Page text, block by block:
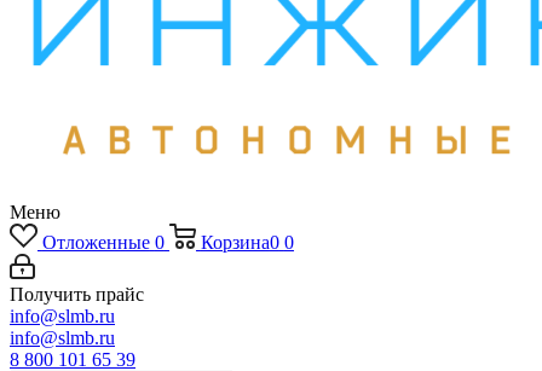
Меню
Отложенные 0 Корзина0 0
Получить прайс
info@slmb.ru
info@slmb.ru
8 800 101 65 39